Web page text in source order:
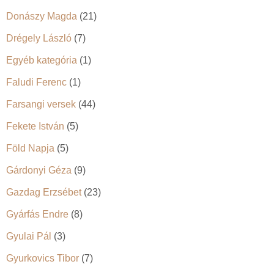
Donászy Magda (21)
Drégely László (7)
Egyéb kategória (1)
Faludi Ferenc (1)
Farsangi versek (44)
Fekete István (5)
Föld Napja (5)
Gárdonyi Géza (9)
Gazdag Erzsébet(23)
Gyárfás Endre (8)
Gyulai Pál (3)
Gyurkovics Tibor (7)